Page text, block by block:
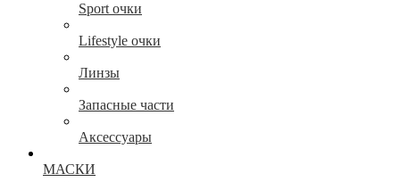
Sport очки
Lifestyle очки
Линзы
Запасные части
Аксессуары
МАСКИ